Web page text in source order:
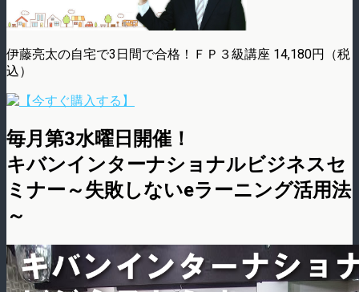
伊藤亮太の自宅で3日間で合格！ＦＰ３級講座 14,180円（税
込）
毎月第3水曜日開催！
キバンインターナショナルビジネスセ
ミナー～失敗しないeラーニング活用法
～